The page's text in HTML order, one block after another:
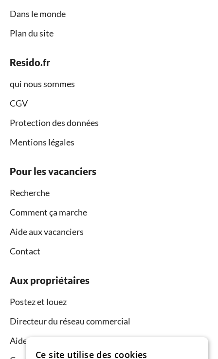
Dans le monde
Plan du site
Resido.fr
qui nous sommes
CGV
Protection des données
Mentions légales
Pour les vacanciers
Recherche
Comment ça marche
Aide aux vacanciers
Contact
Aux propriétaires
Postez et louez
Directeur du réseau commercial
Aide aux propriétaires
Ce site utilise des cookies